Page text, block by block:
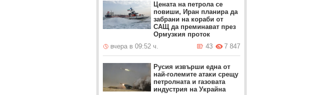
Цената на петрола се
повиши, Иран планира да
забрани на кораби от
САЩ да преминават през
Ормузкия проток
вчера в 09:52 ч.
7 847
43
Русия извърши една от
най-големите атаки срещу
петролната и газовата
индустрия на Украйна